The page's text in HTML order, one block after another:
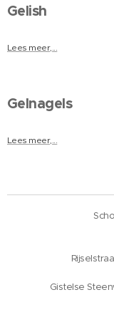
Gelish
Lees meer,...
Gelnagels
Lees meer,...
Gistelse